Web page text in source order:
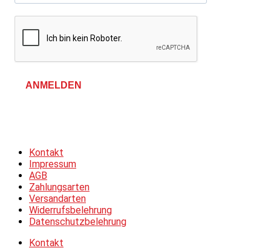
ANMELDEN
Kontakt
Impressum
AGB
Zahlungsarten
Versandarten
Widerrufsbelehrung
Datenschutzbelehrung
Kontakt